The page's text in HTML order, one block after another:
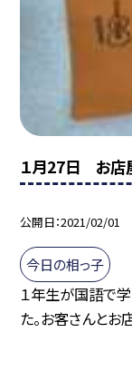
１月27日 お店
公開日 2021/02/01
今日の相っ子
１年生が国語で
た。お客さんとお